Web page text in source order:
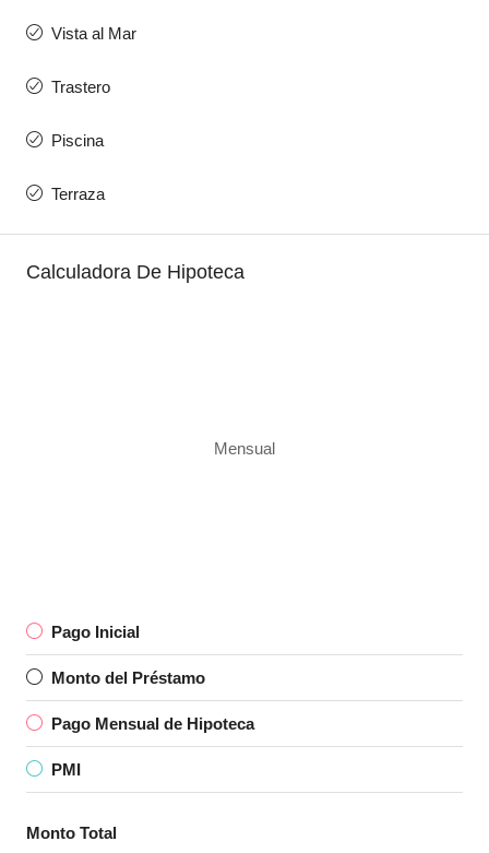
Vista al Mar
Trastero
Piscina
Terraza
Calculadora De Hipoteca
Mensual
Pago Inicial
Monto del Préstamo
Pago Mensual de Hipoteca
PMI
Monto Total